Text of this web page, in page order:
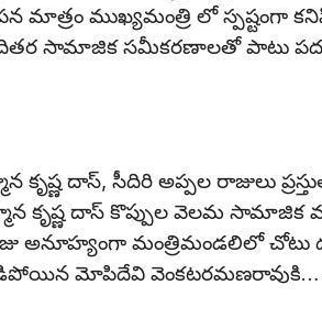
మాత్రం ముఖ్యమంత్రి లో స్పష్టంగా
సామాజిక సమీకరణాలతో పాటు
కృష్ణ దాస్, సీదిరి అప్పల రాజులు
కృష్ణ దాస్ కొప్పుల వెలమ సామాజిక
అనూహ్యంగా మంత్రిమండలిలో చోటు
మోపిదేవి